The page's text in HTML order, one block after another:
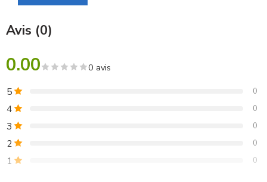
Avis (0)
0.00 0 avis
5 0
4 0
3 0
2 0
1 0